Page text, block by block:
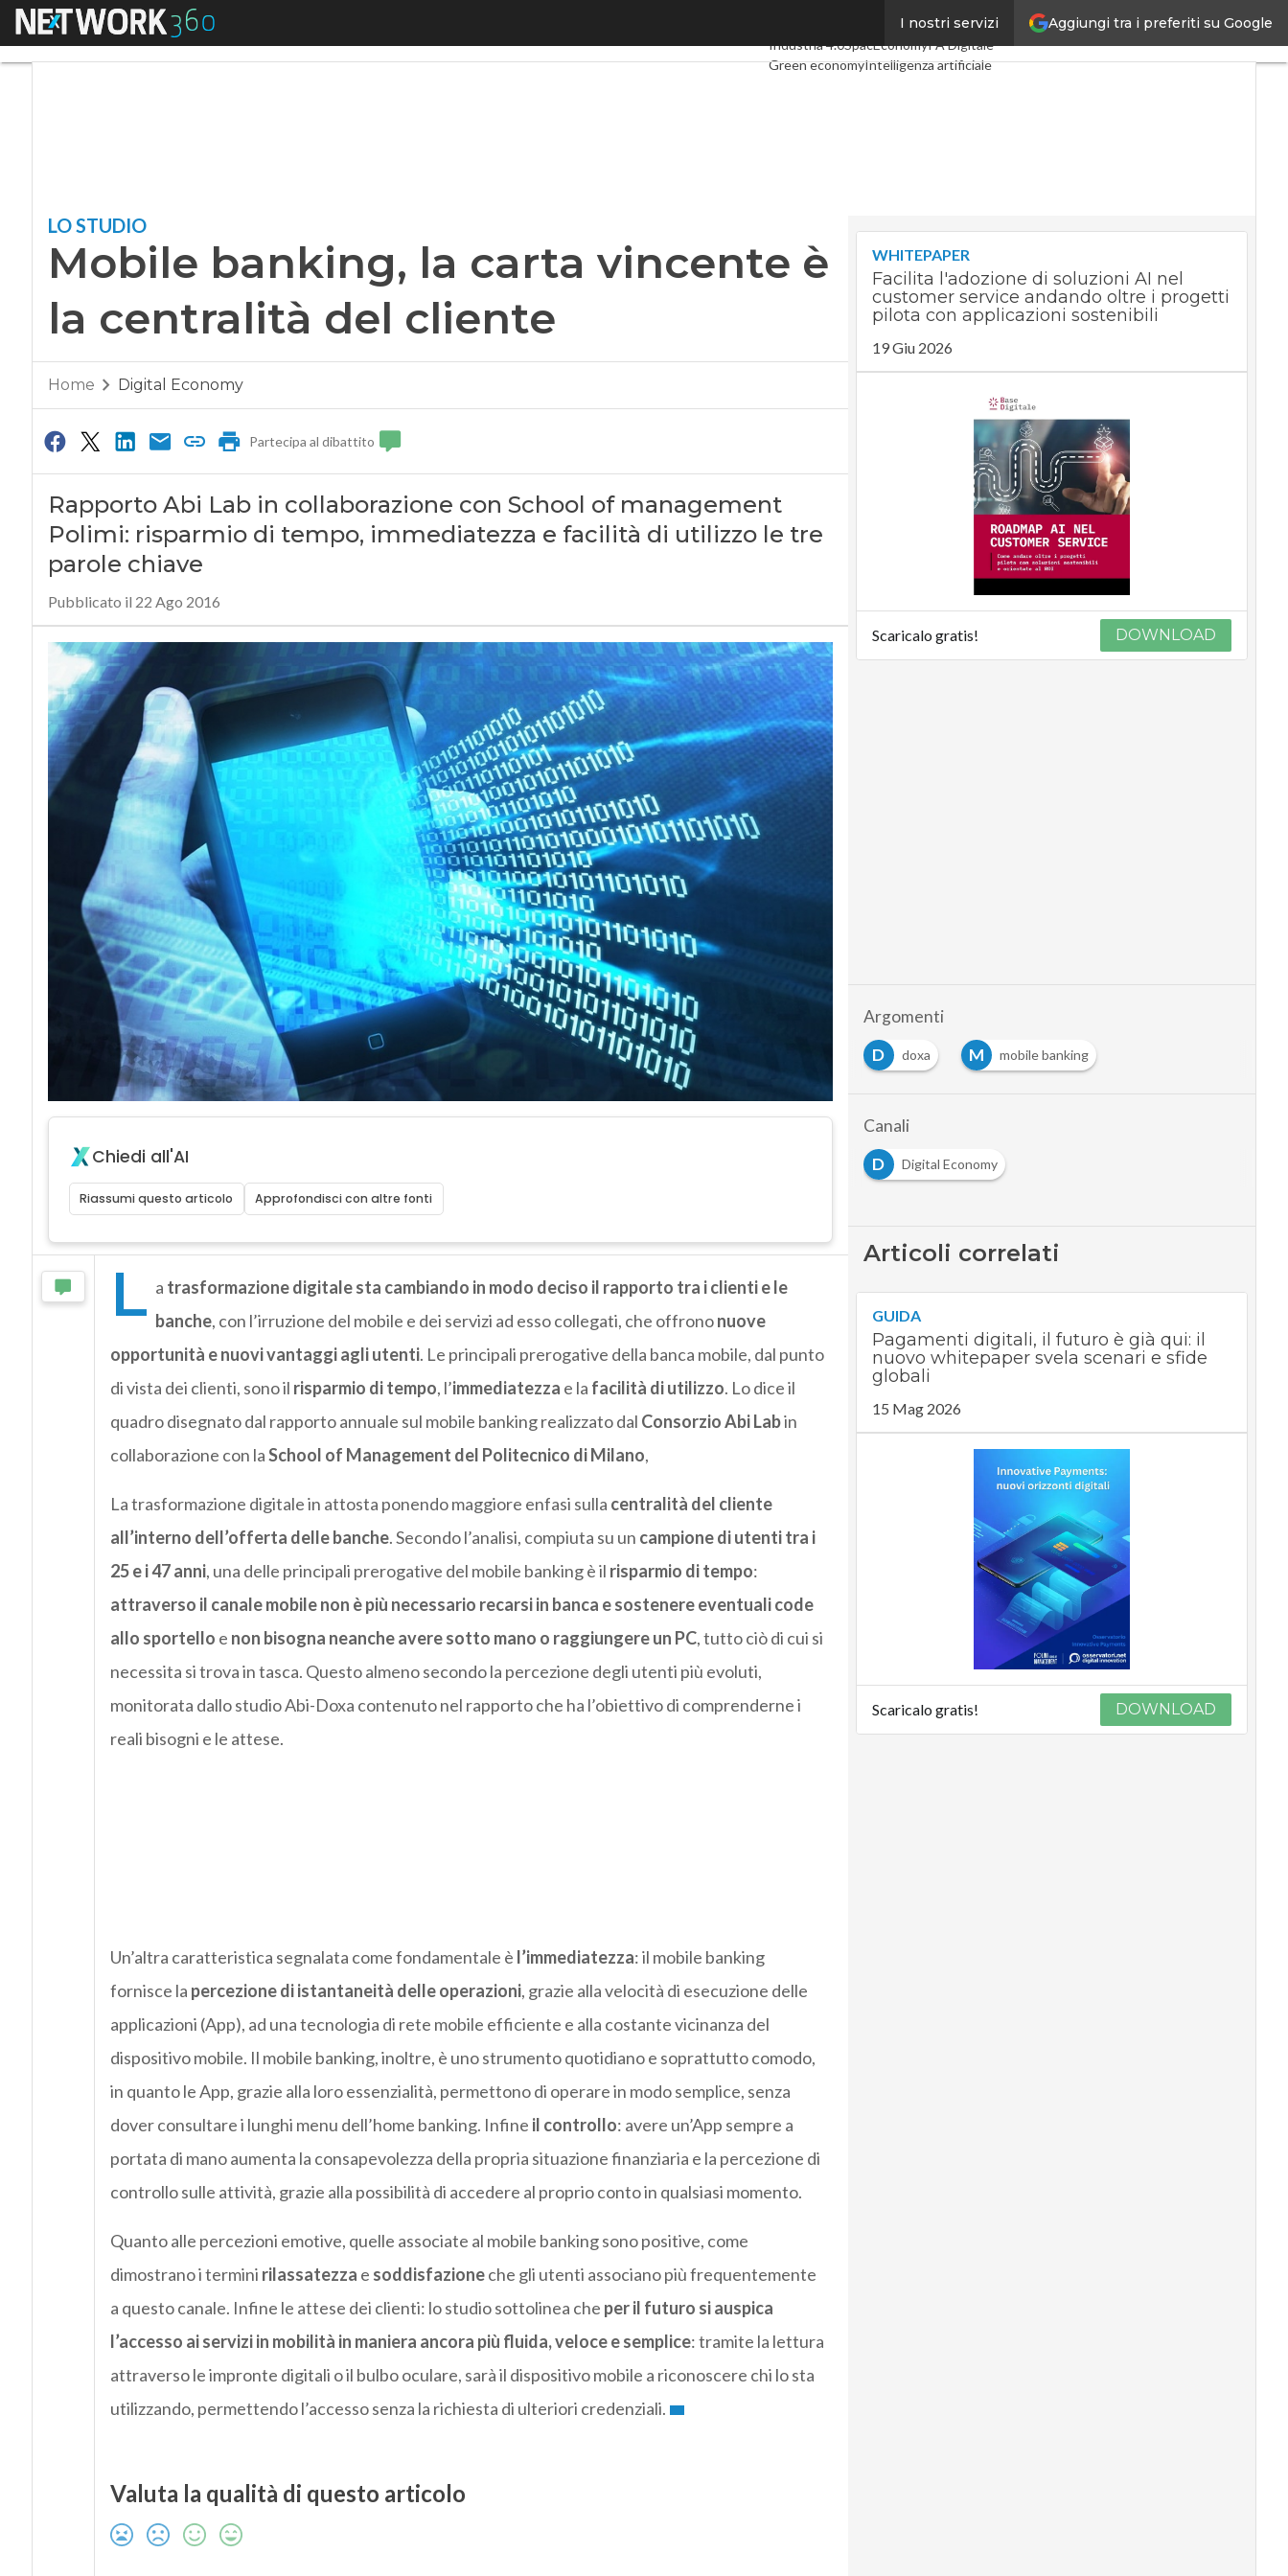
Aggiungi tra i preferiti su Google
I nostri servizi
Menu Digital EconomyTelco
Industria 4.0SpacEconomyPA Digitale
Green economyIntelligenza artificiale
LO STUDIO
Mobile banking, la carta vincente è
la centralità del cliente
Home Digital Economy
Partecipa al dibattito
Rapporto Abi Lab in collaborazione con School of management
Polimi: risparmio di tempo, immediatezza e facilità di utilizzo le tre
parole chiave
Pubblicato il 22 Ago 2016
Chiedi all'AI
Riassumi questo articolo Approfondisci con altre fonti
L a trasformazione digitale sta cambiando in modo deciso il rapporto tra i clienti e le
banche, con l’irruzione del mobile e dei servizi ad esso collegati, che offrononuove
opportunità e nuovi vantaggi agli utenti. Le principali prerogative della banca mobile, dal punto
di vista dei clienti, sono il risparmio di tempo, l’immediatezza e la facilità di utilizzo. Lo dice il
quadro disegnato dal rapporto annuale sul mobile banking realizzato dal Consorzio Abi Labin
collaborazione con laSchool of Management del Politecnico di Milano,
La trasformazione digitale in attosta ponendo maggiore enfasi sulla centralità del cliente
all’interno dell’offerta delle banche. Secondo l’analisi, compiuta su un campione di utenti tra i
25 e i 47 anni, una delle principali prerogative del mobile banking è il risparmio di tempo:
attraverso il canale mobile non è più necessario recarsi in banca e sostenere eventuali code
allo sportello e non bisogna neanche avere sotto mano o raggiungere un PC, tutto ciò di cui si
necessita si trova in tasca. Questo almeno secondo la percezione degli utenti più evoluti,
monitorata dallo studio Abi-Doxa contenuto nel rapporto che ha l’obiettivo di comprenderne i
reali bisogni e le attese.
Un’altra caratteristica segnalata come fondamentale è l’immediatezza: il mobile banking
fornisce la percezione di istantaneità delle operazioni, grazie alla velocità di esecuzione delle
applicazioni (App), ad una tecnologia di rete mobile efficiente e alla costante vicinanza del
dispositivo mobile. Il mobile banking, inoltre, è uno strumento quotidiano e soprattutto comodo,
in quanto le App, grazie alla loro essenzialità, permettono di operare in modo semplice, senza
dover consultare i lunghi menu dell’home banking. Infine il controllo: avere un’App sempre a
portata di mano aumenta la consapevolezza della propria situazione finanziaria e la percezione di
controllo sulle attività, grazie alla possibilità di accedere al proprio conto in qualsiasi momento.
Quanto alle percezioni emotive, quelle associate al mobile banking sono positive, come
dimostrano i termini rilassatezza e soddisfazioneche gli utenti associano più frequentemente
a questo canale. Infine le attese dei clienti: lo studio sottolinea che per il futuro si auspica
l’accesso ai servizi in mobilità in maniera ancora più fluida, veloce e semplice: tramite la lettura
attraverso le impronte digitali o il bulbo oculare, sarà il dispositivo mobile a riconoscere chi lo sta
utilizzando, permettendo l’accesso senza la richiesta di ulteriori credenziali.
Valuta la qualità di questo articolo
WHITEPAPER
Facilita l'adozione di soluzioni AI nel
customer service andando oltre i progetti
pilota con applicazioni sostenibili
19 Giu 2026
Scaricalo gratis! DOWNLOAD
Argomenti
D
doxa M mobile banking
Canali
D
Digital Economy
Articoli correlati
GUIDA
Pagamenti digitali, il futuro è già qui: il
nuovo whitepaper svela scenari e sfide
globali
15 Mag 2026
Scaricalo gratis! DOWNLOAD